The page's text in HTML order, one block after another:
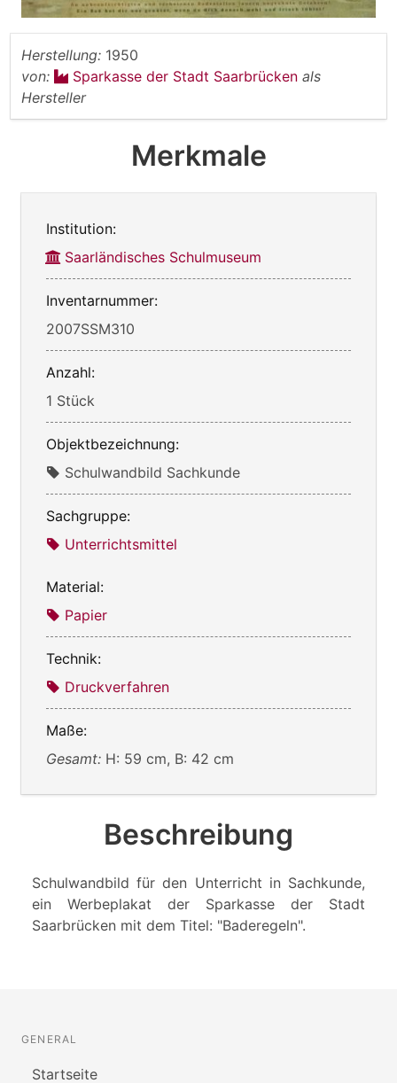
Herstellung: 1950
von:
Sparkasse der Stadt Saarbrücken als
Hersteller
Merkmale
Institution:
Saarländisches Schulmuseum
Inventarnummer:
2007SSM310
Anzahl:
1 Stück
Objektbezeichnung:
Schulwandbild Sachkunde
Sachgruppe:
Unterrichtsmittel
Material:
Papier
Technik:
Druckverfahren
Maße:
Gesamt: H: 59 cm, B: 42 cm
Beschreibung
Schulwandbild für den Unterricht in Sachkunde,
ein Werbeplakat der Sparkasse der Stadt
Saarbrücken mit dem Titel: "Baderegeln".
GENERAL
Startseite